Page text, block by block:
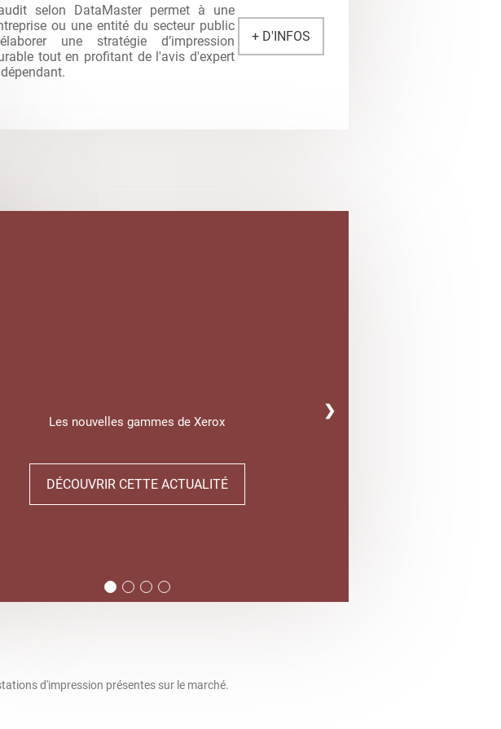
selon DataMaster permet à une
ou une entité du secteur public
une stratégie d’impression
tout en profitant de l'avis d'expert
+ D'INFOS
Les nouvelles gammes de Xerox
DÉCOUVRIR CETTE ACTUALITÉ
❯
d'impression présentes sur le marché.